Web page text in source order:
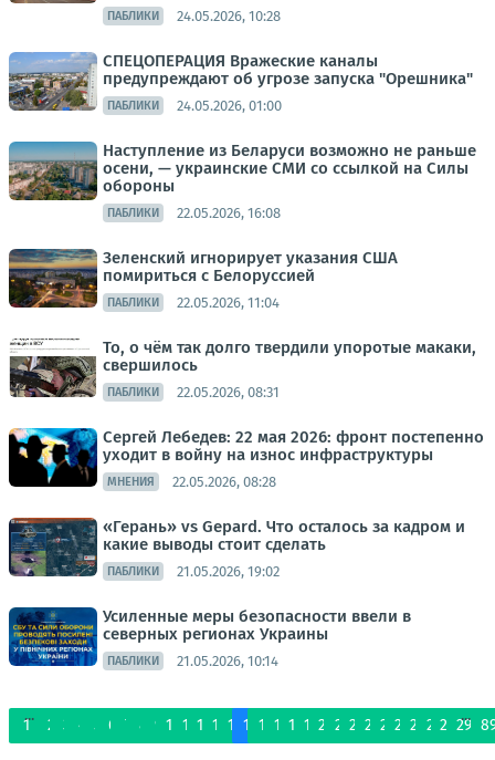
ПАБЛИКИ 24.05.2026, 10:28
СПЕЦОПЕРАЦИЯ Вражеские каналы
предупреждают об угрозе запуска "Орешника"
ПАБЛИКИ 24.05.2026, 01:00
Наступление из Беларуси возможно не раньше
осени, — украинские СМИ со ссылкой на Силы
обороны
ПАБЛИКИ 22.05.2026, 16:08
Зеленский игнорирует указания США
помириться с Белоруссией
ПАБЛИКИ 22.05.2026, 11:04
То, о чём так долго твердили упоротые макаки,
свершилось
ПАБЛИКИ 22.05.2026, 08:31
Сергей Лебедев: 22 мая 2026: фронт постепенно
уходит в войну на износ инфраструктуры
МНЕНИЯ 22.05.2026, 08:28
«Герань» vs Gepard. Что осталось за кадром и
какие выводы стоит сделать
ПАБЛИКИ 21.05.2026, 19:02
Усиленные меры безопасности ввели в
северных регионах Украины
ПАБЛИКИ 21.05.2026, 10:14
1
...
2 3 4 5 6 7 8 9 10 11 12 13 14 15 16 17 18 1920 21 22 23 242526 272829
...